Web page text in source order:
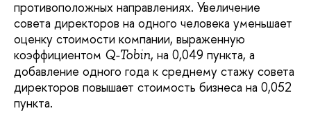
противоположных направлениях. Увеличение
совета директоров на одного человека уменьшает
оценку стоимости компании, выраженную
коэффициентом Q-Tobin, на 0,049 пункта, а
добавление одного года к среднему стажу совета
директоров повышает стоимость бизнеса на 0,052
пункта.